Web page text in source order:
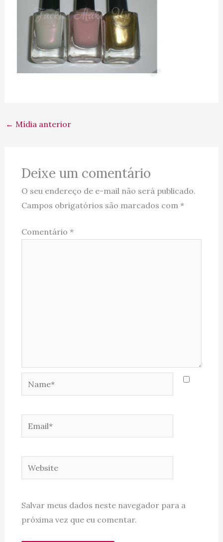
← Mídia anterior
Deixe um comentário
O seu endereço de e-mail não será publicado.
Campos obrigatórios são marcados com *
Comentário *
Name*
Email*
Website
Salvar meus dados neste navegador para a
próxima vez que eu comentar.